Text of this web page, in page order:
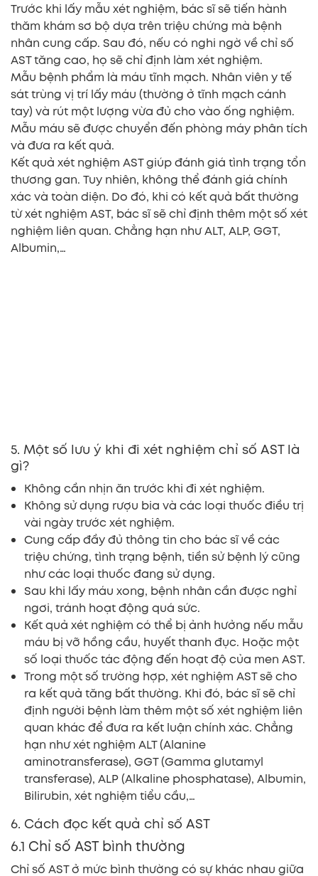
Trước khi lấy mẫu xét nghiệm, bác sĩ sẽ tiến hành
thăm khám sơ bộ dựa trên triệu chứng mà bệnh
nhân cung cấp. Sau đó, nếu có nghi ngờ về chỉ số
AST tăng cao, họ sẽ chỉ định làm xét nghiệm.
Mẫu bệnh phẩm là máu tĩnh mạch. Nhân viên y tế
sát trùng vị trí lấy máu (thường ở tĩnh mạch cánh
tay) và rút một lượng vừa đủ cho vào ống nghiệm.
Mẫu máu sẽ được chuyển đến phòng máy phân tích
và đưa ra kết quả.
Kết quả xét nghiệm AST giúp đánh giá tình trạng tổn
thương gan. Tuy nhiên, không thể đánh giá chính
xác và toàn diện. Do đó, khi có kết quả bất thường
từ xét nghiệm AST, bác sĩ sẽ chỉ định thêm một số xét
nghiệm liên quan. Chẳng hạn như ALT, ALP, GGT,
Albumin,…
5. Một số lưu ý khi đi xét nghiệm chỉ số AST là
gì?
Không cần nhịn ăn trước khi đi xét nghiệm.
Không sử dụng rượu bia và các loại thuốc điều trị
vài ngày trước xét nghiệm.
Cung cấp đầy đủ thông tin cho bác sĩ về các
triệu chứng, tình trạng bệnh, tiền sử bệnh lý cũng
như các loại thuốc đang sử dụng.
Sau khi lấy máu xong, bệnh nhân cần được nghỉ
ngơi, tránh hoạt động quá sức.
Kết quả xét nghiệm có thể bị ảnh hưởng nếu mẫu
máu bị vỡ hồng cầu, huyết thanh đục. Hoặc một
số loại thuốc tác động đến hoạt độ của men AST.
Trong một số trường hợp, xét nghiệm AST sẽ cho
ra kết quả tăng bất thường. Khi đó, bác sĩ sẽ chỉ
định người bệnh làm thêm một số xét nghiệm liên
quan khác để đưa ra kết luận chính xác. Chẳng
hạn như xét nghiệm ALT (Alanine
aminotransferase), GGT (Gamma glutamyl
transferase), ALP (Alkaline phosphatase), Albumin,
Bilirubin, xét nghiệm tiểu cầu,…
6. Cách đọc kết quả chỉ số AST
6.1 Chỉ số AST bình thường
Chỉ số AST ở mức bình thường có sự khác nhau giữa